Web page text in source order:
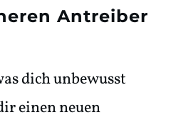
Antreiber
dich unbewusst
einen neuen